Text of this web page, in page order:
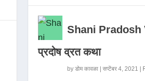
Shani Pradosh
प्रदोष व्रत कथा
by डोम कावळा| सप्टेंबर 4, 2021